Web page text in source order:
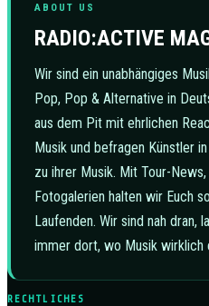
ABOUT US
RADIO:ACTIVE
Wir sind ein unabhängiges
Pop, Pop & Alternative in
aus dem Pit mit ehrlichen
Musik und befragen Künstler
zu ihrer Musik. Mit Tour-
Fotogalerien halten wir Euch
Laufenden. Wir sind nah dran,
immer dort, wo Musik wirklich
RECHTLICHES